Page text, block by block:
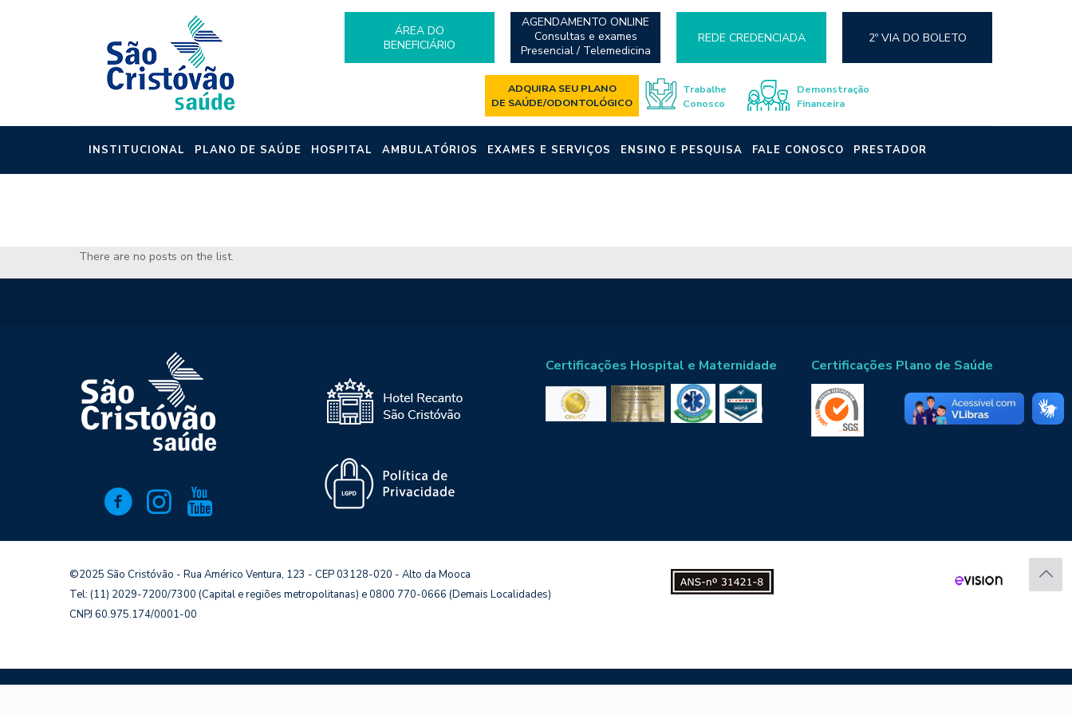
ÁREA DO
BENEFICIÁRIO
AGENDAMENTO ONLINE
Consultas e exames
Presencial / Telemedicina
REDE CREDENCIADA 2º VIA DO BOLETO
ADQUIRA SEU PLANO
DE SAÚDE/ODONTOLÓGICO
Trabalhe
Conosco
Demonstração
Financeira
INSTITUCIONAL PLANO DE SAÚDE HOSPITAL AMBULATÓRIOS EXAMES E SERVIÇOS ENSINO E PESQUISA FALE CONOSCO PRESTADOR
There are no posts on the list.
Certificações Hospital e Maternidade Certificações Plano de Saúde
©2025 São Cristóvão - Rua Américo Ventura, 123 - CEP 03128-020 - Alto da Mooca
Tel: (11) 2029-7200/7300 (Capital e regiões metropolitanas) e 0800 770-0666 (Demais Localidades)
CNPJ 60.975.174/0001-00